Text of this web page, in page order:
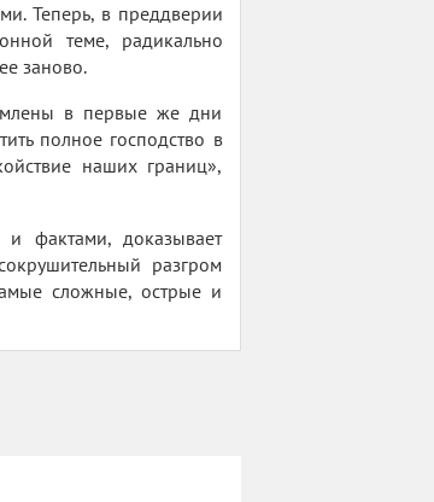
Теперь, в преддверии
теме, радикально
заново.
в первые же дни
полное господство в
наших границ»,
фактами, доказывает
разгром
сложные, острые и